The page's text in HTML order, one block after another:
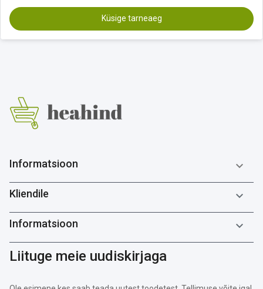
Küsige tarneaeg
Informatsioon 
Kliendile 
Informatsioon 
Liituge meie uudiskirjaga